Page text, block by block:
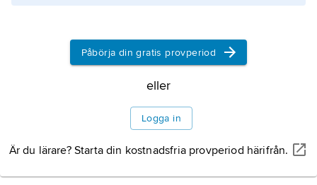
Påbörja din gratis provperiod
eller
Logga in
Är du lärare? Starta din kostnadsfria provperiod härifrån.